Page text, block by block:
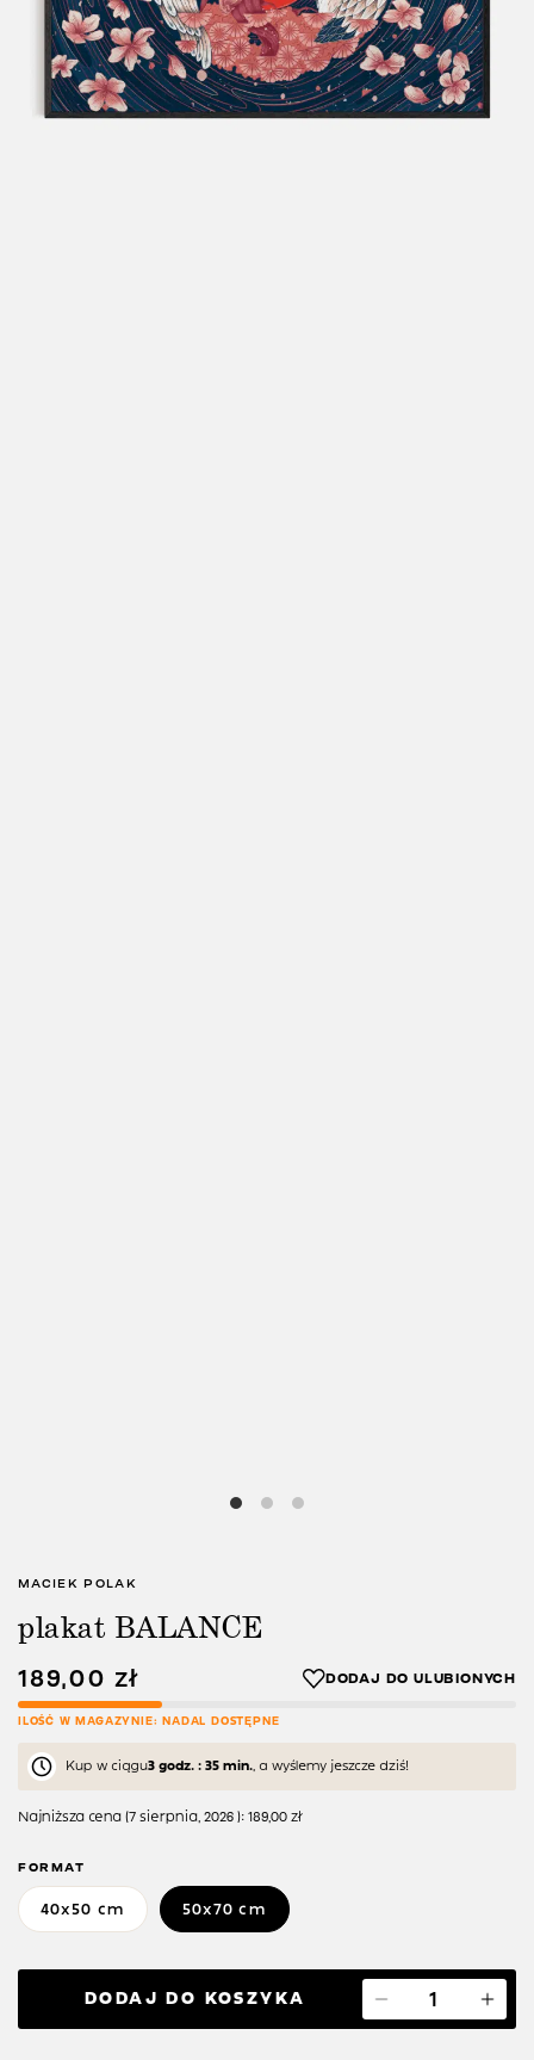
MACIEK POLAK
plakat BALANCE
189,00 zł
ILOŚĆ W MAGAZYNIE: NADAL DOSTĘPNE
Kup w ciągu3 godz. : 35 min. , a wyślemy jeszcze dziś!
Najniższa cena (7 sierpnia, 2026 ): 189,00 zł
FORMAT
40x50 cm 50x70 cm
DODAJ DO KOSZYKA